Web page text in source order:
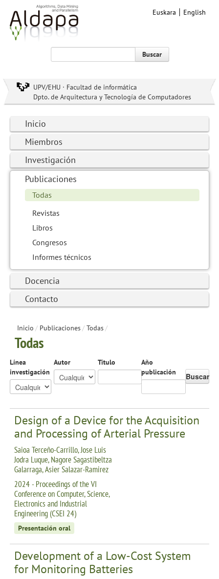
Euskara English
Buscar
UPV/EHU · Facultad de informática
Dpto. de Arquitectura y Tecnología de Computadores
Inicio
Miembros
Investigación
Publicaciones
Todas
Revistas
Libros
Congresos
Informes técnicos
Docencia
Contacto
Inicio / Publicaciones/ Todas/
Todas
Línea
investigación
Autor Título
Año
publicación
Buscar
Design of a Device for the Acquisition
and Processing of Arterial Pressure
Saioa Terceño-Carrillo, Jose Luis
Jodra Luque, Nagore Sagastibeltza
Galarraga, Asier Salazar-Ramirez
2024 - Proceedings of the VI
Conference on Computer, Science,
Electronics and Industrial
Engineering (CSEI 24)
Presentación oral
Development of a Low-Cost System
for Monitoring Batteries